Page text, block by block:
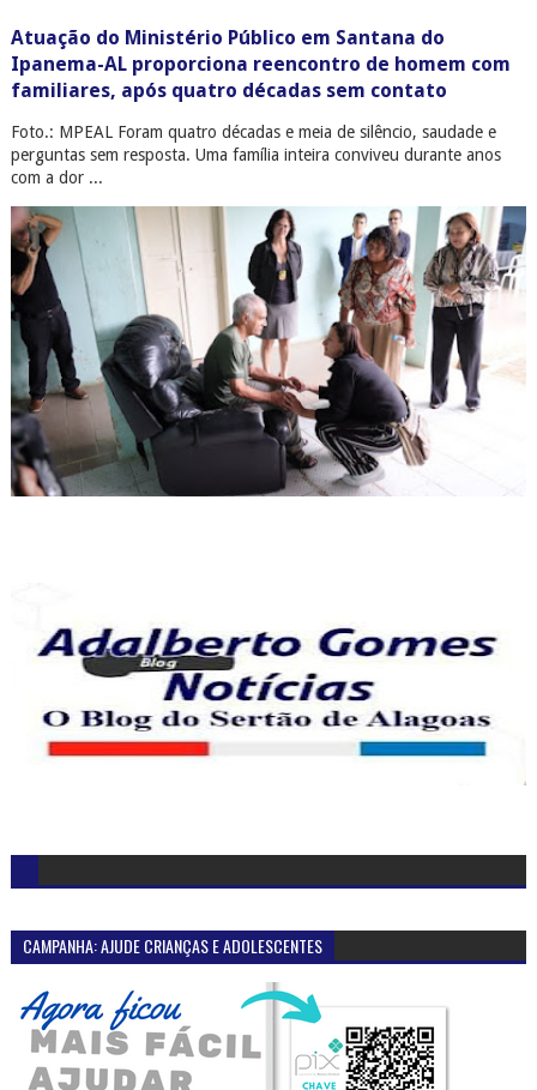
Atuação do Ministério Público em Santana do
Ipanema-AL proporciona reencontro de homem com
familiares, após quatro décadas sem contato
Foto.: MPEAL Foram quatro décadas e meia de silêncio, saudade e
perguntas sem resposta. Uma família inteira conviveu durante anos
com a dor ...
CAMPANHA: AJUDE CRIANÇAS E ADOLESCENTES